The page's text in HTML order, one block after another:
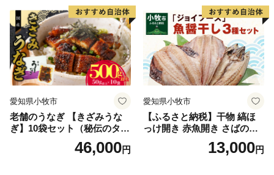
成し、メニューに沿って手続きを行ってください。自治
体マイページは、株式会社シフトセブンコンサルティン
グが提供するサービスです。
※引き続き、郵送による申請も可能です。
・ワンストップ特例申請書は、ご希望の場合受領書と一
緒に送付していますが、直ちにご利用の場合、
ご自身でワンストップ特例申請される場合は申請書をダ
ウンロードしてください。
https://img.furusato-
愛知県小牧市
老舗のうなぎ 【きざみうな
ぎ】10袋セット（秘伝のタレ
46,000円
愛知県小牧市
【ふるさと納税】干物 縞ほ
っけ開き 赤魚開き さばの開
き 魚醤干し 3種 セット 詰め
合わせ 魚 おかず 肉厚 おいし
13,000円